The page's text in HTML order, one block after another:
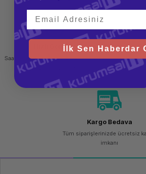
Hızlı Gönderi
Saat 15.00'a kadar yapılan siparişlerde
aynı gün kargo imkanı
256
Kargo Bedava
Tüm siparişlerinizde ücretsiz
imkanı
İlk Sen Haberdar